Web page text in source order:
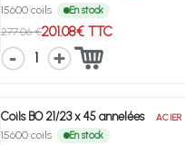
15600 coils En stock
277.06 €201.08€ TTC
1
Coils BO 21/23 x 45 annelées ACIER
15600 coils En stock